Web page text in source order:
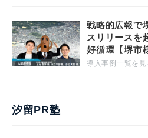
戦略的広報で
スリリースを
好循環【堺市
導入事例一覧を見
汐留PR塾